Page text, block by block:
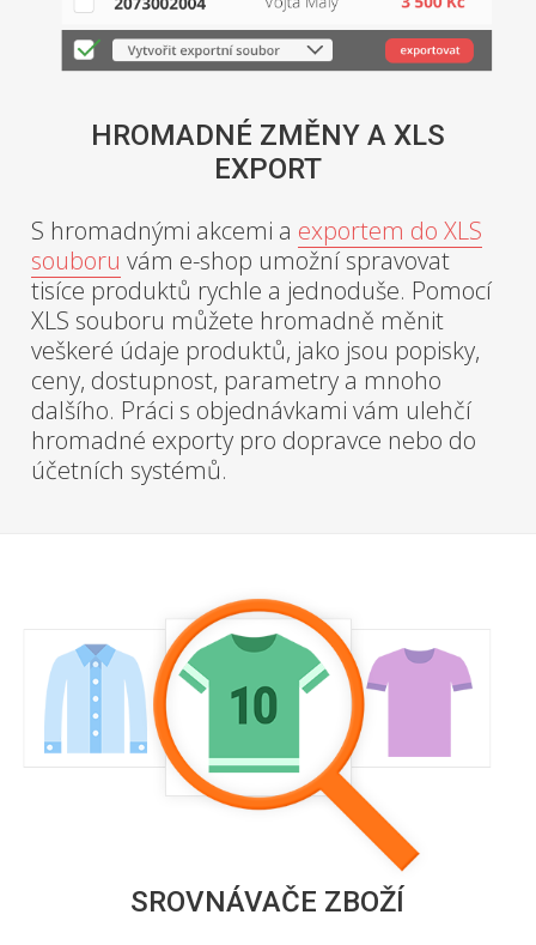
HROMADNÉ ZMĚNY A XLS
EXPORT
S hromadnými akcemi a exportem do XLS
souboru vám e-shop umožní spravovat
tisíce produktů rychle a jednoduše. Pomocí
XLS souboru můžete hromadně měnit
veškeré údaje produktů, jako jsou popisky,
ceny, dostupnost, parametry a mnoho
dalšího. Práci s objednávkami vám ulehčí
hromadné exporty pro dopravce nebo do
účetních systémů.
SROVNÁVAČE ZBOŽÍ